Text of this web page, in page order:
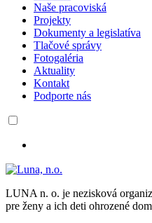
Naše pracoviská
Projekty
Dokumenty a legislatíva
Tlačové správy
Fotogaléria
Aktuality
Kontakt
Podporte nás
LUNA n. o. je nezisková
pre ženy a ich deti ohrozené